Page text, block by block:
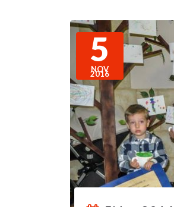
5
NOV
2016